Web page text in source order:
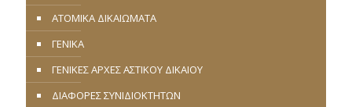
ΑΤΟΜΙΚΑ ΔΙΚΑΙΩΜΑΤΑ
ΓΕΝΙΚΑ
ΓΕΝΙΚΕΣ ΑΡΧΕΣ ΑΣΤΙΚΟΥ ΔΙΚΑΙΟΥ
ΔΙΑΦΟΡΕΣ ΣΥΝΙΔΙΟΚΤΗΤΩΝ